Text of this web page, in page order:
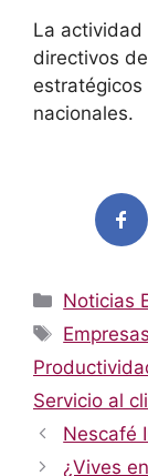
La actividad
directivos
nacionales.
Noticias
Etiquetas
Servicio al
Nescafé
¿Vives